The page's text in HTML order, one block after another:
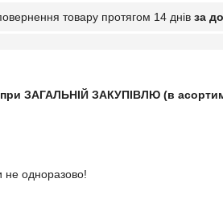
товару протягом 14 днів за
при ЗАГАЛЬНІЙ ЗАКУПІВЛЮ (в
не одноразово!